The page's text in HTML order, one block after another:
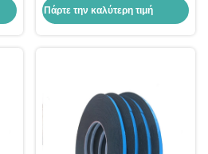
βουτυλική ταινία για μονωτικές
μπάρες διαχωρισμού αλουμινίου
Πάρτε την καλύτερη τιμή